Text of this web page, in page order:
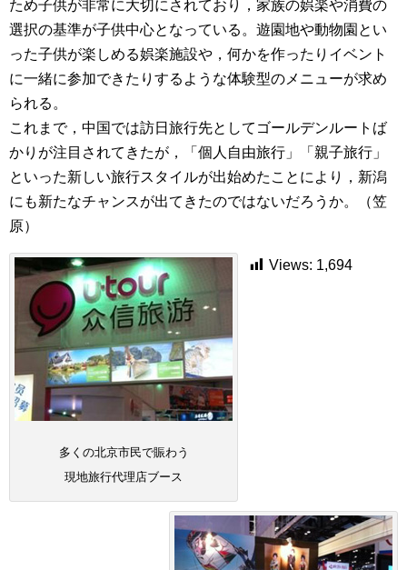
ため子供が非常に大切にされており，家族の娯楽や消費の
選択の基準が子供中心となっている。遊園地や動物園とい
った子供が楽しめる娯楽施設や，何かを作ったりイベント
に一緒に参加できたりするような体験型のメニューが求め
られる。
これまで，中国では訪日旅行先としてゴールデンルートば
かりが注目されてきたが，「個人自由旅行」「親子旅行」
といった新しい旅行スタイルが出始めたことにより，新潟
にも新たなチャンスが出てきたのではないだろうか。（笠
原）
多くの北京市民で賑わう
現地旅行代理店ブース
Views: 1,694